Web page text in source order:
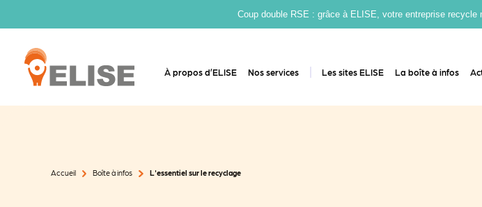
Coup double RSE : grâce à ELISE, votre entreprise
À propos d’ELISE Nos services Les sites ELISE La boîte à infos
Accueil Boîte à infos L'essentiel sur le recyclage